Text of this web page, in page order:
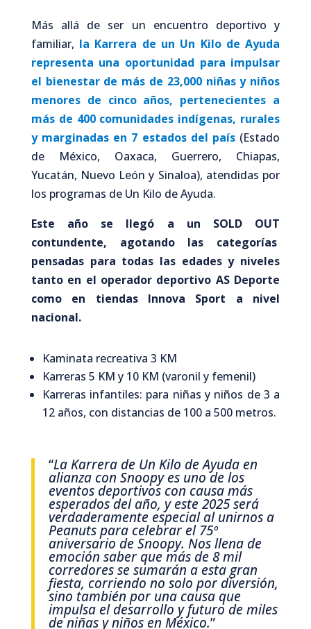
Más allá de ser un encuentro deportivo y
familiar, la Karrera de un Un Kilo de Ayuda
representa una oportunidad para impulsar
el bienestar de más de 23,000 niñas y niños
menores de cinco años, pertenecientes a
más de 400 comunidades indígenas, rurales
y marginadas en 7 estados del país (Estado
de México, Oaxaca, Guerrero, Chiapas,
Yucatán, Nuevo León y Sinaloa), atendidas por
los programas de Un Kilo de Ayuda.
Este año se llegó a un SOLD OUT
contundente, agotando las categorías
pensadas para todas las edades y niveles
tanto en el operador deportivo AS Deporte
como en tiendas Innova Sport a nivel
nacional.
Kaminata recreativa 3 KM
Karreras 5 KM y 10 KM (varonil y femenil)
Karreras infantiles: para niñas y niños de 3 a
12 años, con distancias de 100 a 500 metros.
“La Karrera de Un Kilo de Ayuda en
alianza con Snoopy es uno de los
eventos deportivos con causa más
esperados del año, y este 2025 será
verdaderamente especial al unirnos a
Peanuts para celebrar el 75º
aniversario de Snoopy. Nos llena de
emoción saber que más de 8 mil
corredores se sumarán a esta gran
fiesta, corriendo no solo por diversión,
sino también por una causa que
impulsa el desarrollo y futuro de miles
de niñas y niños en México.”